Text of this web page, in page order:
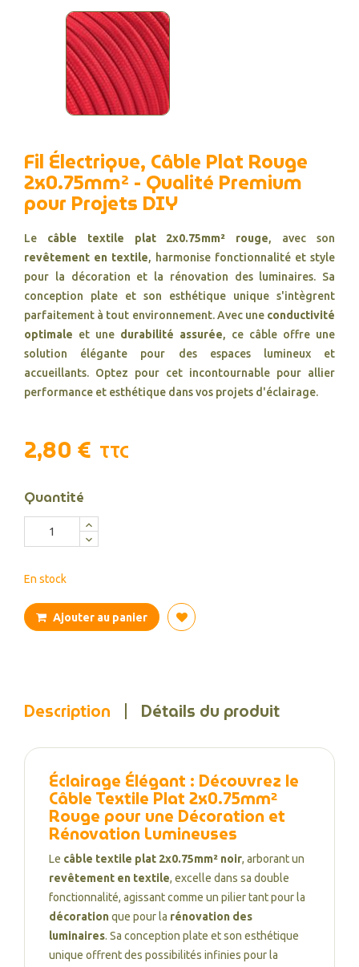
Fil Électrique, Câble Plat Rouge
2x0.75mm² - Qualité Premium
pour Projets DIY
Le câble textile plat 2x0.75mm² rouge, avec son
revêtement en textile, harmonise fonctionnalité et style
pour la décoration et la rénovation des luminaires. Sa
conception plate et son esthétique unique s'intègrent
parfaitement à tout environnement. Avec une conductivité
optimale et une durabilité assurée, ce câble offre une
solution élégante pour des espaces lumineux et
accueillants. Optez pour cet incontournable pour allier
performance et esthétique dans vos projets d'éclairage.
2,80 € TTC
Quantité
En stock
Ajouter au panier
Description Détails du produit
Éclairage Élégant : Découvrez le
Câble Textile Plat 2x0.75mm²
Rouge pour une Décoration et
Rénovation Lumineuses
Le câble textile plat 2x0.75mm² noir, arborant un
revêtement en textile, excelle dans sa double
fonctionnalité, agissant comme un pilier tant pour la
décorationque pour la rénovation des
luminaires. Sa conception plate et son esthétique
unique offrent des possibilités infinies pour la